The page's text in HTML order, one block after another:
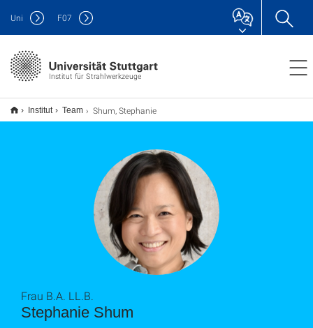
Institut für Strahlwerkzeuge
Uni F07
Institut Team Shum, Stephanie
Stephanie Shum
Frau B.A. LL.B.